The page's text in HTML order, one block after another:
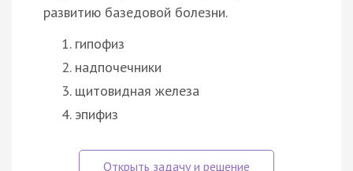
развитию базедовой болезни.
гипофиз
надпочечники
щитовидная железа
эпифиз